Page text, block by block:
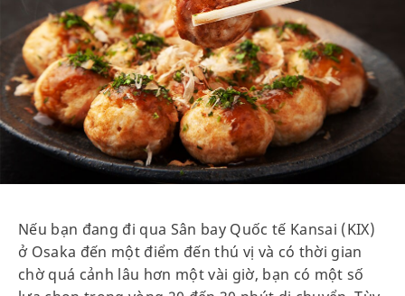
Nếu bạn đang đi qua Sân bay Quốc tế Kansai (KIX)
ở Osaka đến một điểm đến thú vị và có thời gian
chờ quá cảnh lâu hơn một vài giờ, bạn có một số